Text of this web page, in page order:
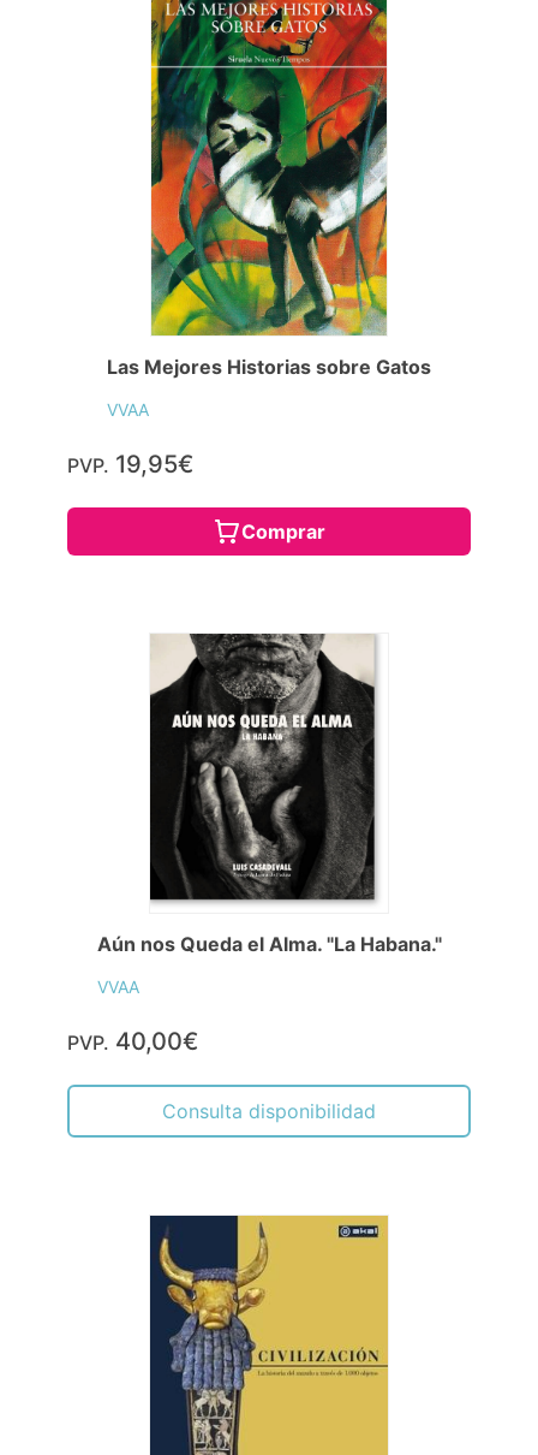
Las Mejores Historias sobre Gatos
VVAA
PVP. 19,95€
Comprar
Aún nos Queda el Alma. "La Habana."
VVAA
PVP. 40,00€
Consulta disponibilidad